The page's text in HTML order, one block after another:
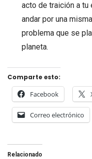
acto de traición a tu
andar por una
problema que se
planeta.
Comparte esto:
Facebook
Correo electrónico
Relacionado